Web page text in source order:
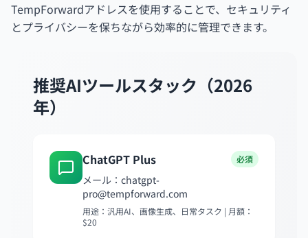
TempForwardアドレスを使用することで、セキュリティ
とプライバシーを保ちながら効率的に管理できます。
推奨AIツールスタック（2026
年）
ChatGPT Plus 必須
メール： chatgpt-
pro@tempforward.com
用途：汎用AI、画像生成、日常タスク | 月額：
$20